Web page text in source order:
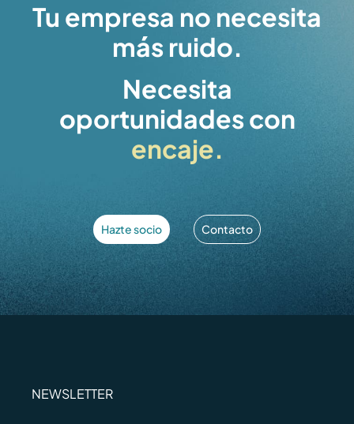
Tu empresa no necesita
más ruido.
Necesita
oportunidades con
encaje.
Hazte socio Contacto
NEWSLETTER